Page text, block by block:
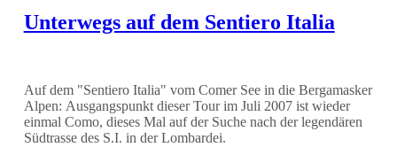
Unterwegs auf dem Sentiero Italia
Auf dem "Sentiero Italia" vom Comer See in die Bergamasker
Alpen: Ausgangspunkt dieser Tour im Juli 2007 ist wieder
einmal Como, dieses Mal auf der Suche nach der legendären
Südtrasse des S.I. in der Lombardei.